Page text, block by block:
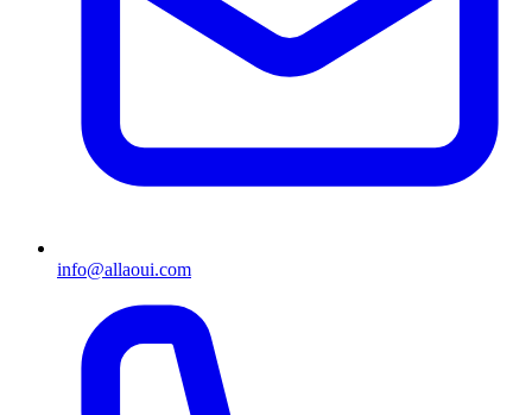
info@allaoui.com